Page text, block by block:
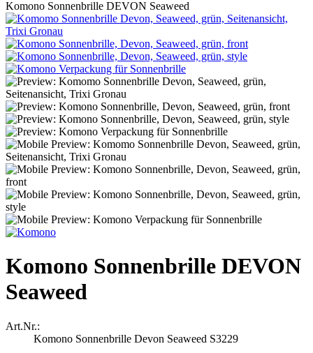
Komono Sonnenbrille DEVON Seaweed
Komono Sonnenbrille DEVON
Seaweed
Art.Nr.:
Komono Sonnenbrille Devon Seaweed S3229